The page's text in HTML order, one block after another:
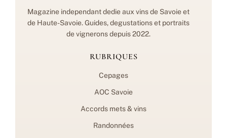
Magazine independant dedie aux vins de Savoie et
de Haute-Savoie. Guides, degustations et portraits
de vignerons depuis 2022.
RUBRIQUES
Cepages
AOC Savoie
Accords mets & vins
Randonnées